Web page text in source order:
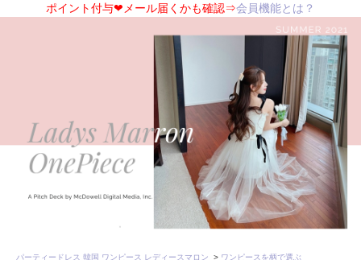
ポイント付与❤メール届くかも確認⇒会員機能とは？
パーティードレス 韓国 ワンピース レディースマロン > ワンピースを柄で選ぶ